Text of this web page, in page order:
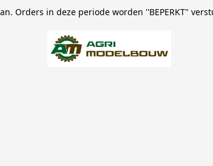
Orders in deze periode worden ''BEPERKT"